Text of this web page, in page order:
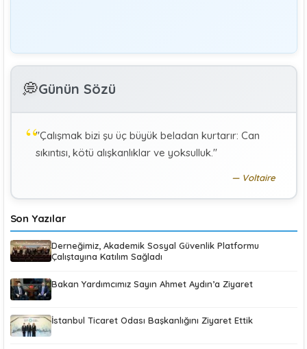
G
Özel Sağlık Hizmeti Sunucularında Görev Yapan
K KÜBRA KOÇ
Uluslararası Sosyal Politika Bağlamında İkili Sosyal
💭Günün Sözü
"Çalışmak bizi şu üç büyük beladan kurtarır: Can
sıkıntısı, kötü alışkanlıklar ve yoksulluk."
Voltaire
Son Yazılar
Derneğimiz, Akademik Sosyal Güvenlik Platformu
Çalıştayına Katılım Sağladı
Bakan Yardımcımız Sayın Ahmet Aydın’a Ziyaret
İstanbul Ticaret Odası Başkanlığını Ziyaret Ettik